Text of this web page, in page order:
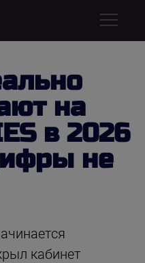
на
в 2026
не
кабинет